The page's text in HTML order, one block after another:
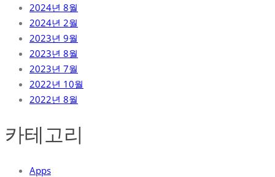
2024년 8월
2024년 2월
2023년 9월
2023년 8월
2023년 7월
2022년 10월
2022년 8월
카테고리
Apps